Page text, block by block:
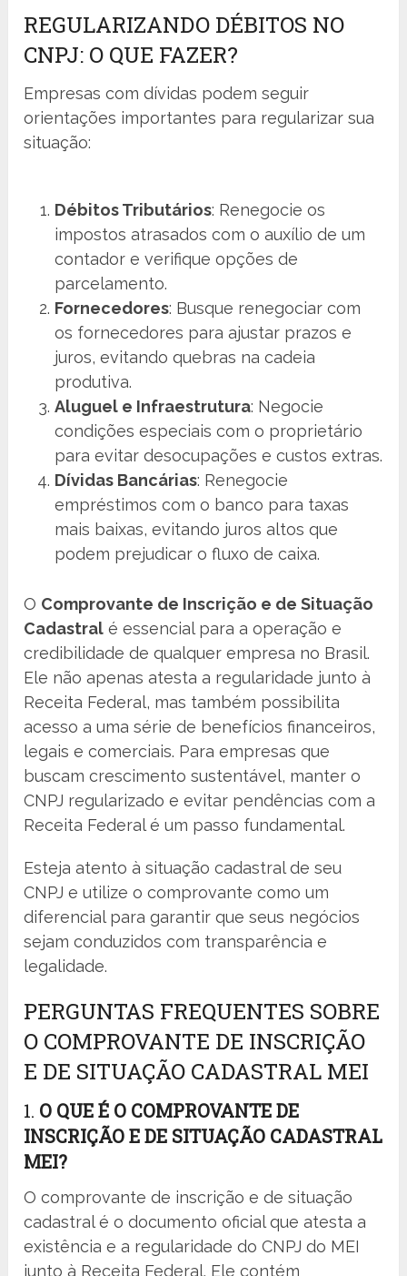
REGULARIZANDO DÉBITOS NO
CNPJ: O QUE FAZER?
Empresas com dívidas podem seguir
orientações importantes para regularizar sua
situação:
Débitos Tributários: Renegocie os
impostos atrasados com o auxílio de um
contador e verifique opções de
parcelamento.
Fornecedores: Busque renegociar com
os fornecedores para ajustar prazos e
juros, evitando quebras na cadeia
produtiva.
Aluguel e Infraestrutura: Negocie
condições especiais com o proprietário
para evitar desocupações e custos extras.
Dívidas Bancárias: Renegocie
empréstimos com o banco para taxas
mais baixas, evitando juros altos que
podem prejudicar o fluxo de caixa.
O Comprovante de Inscrição e de Situação
Cadastral é essencial para a operação e
credibilidade de qualquer empresa no Brasil.
Ele não apenas atesta a regularidade junto à
Receita Federal, mas também possibilita
acesso a uma série de benefícios financeiros,
legais e comerciais. Para empresas que
buscam crescimento sustentável, manter o
CNPJ regularizado e evitar pendências com a
Receita Federal é um passo fundamental.
Esteja atento à situação cadastral de seu
CNPJ e utilize o comprovante como um
diferencial para garantir que seus negócios
sejam conduzidos com transparência e
legalidade.
PERGUNTAS FREQUENTES SOBRE
O COMPROVANTE DE INSCRIÇÃO
E DE SITUAÇÃO CADASTRAL MEI
1. O QUE É O COMPROVANTE DE
INSCRIÇÃO E DE SITUAÇÃO CADASTRAL
MEI?
O comprovante de inscrição e de situação
cadastral é o documento oficial que atesta a
existência e a regularidade do CNPJ do MEI
junto à Receita Federal. Ele contém